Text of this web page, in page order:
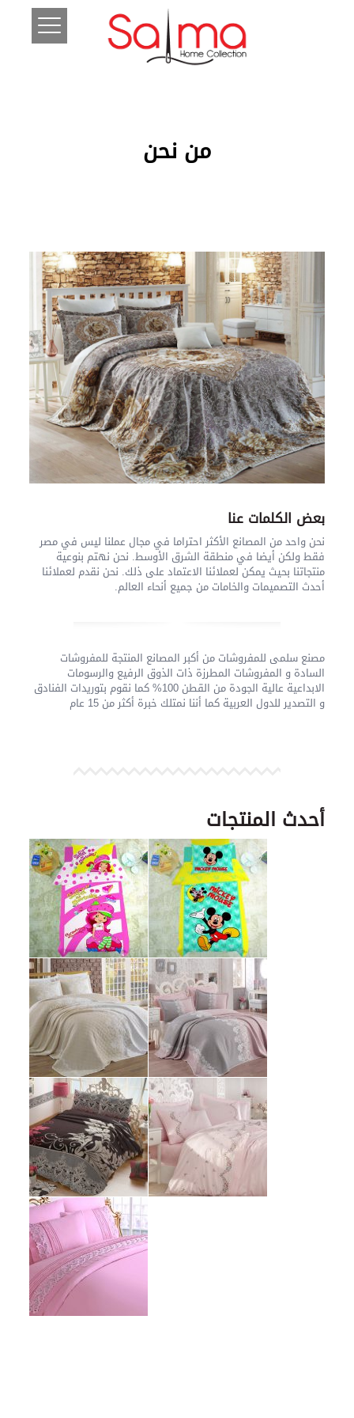
من نحن
بعض الكلمات عنا
نحن واحد من المصانع الأكثر احتراما في مجال عملنا ليس في مصر
فقط ولكن أيضا في منطقة الشرق الأوسط. نحن نهتم بنوعية
منتجاتنا بحيث يمكن لعملائنا الاعتماد على ذلك. نحن نقدم لعملائنا
أحدث التصميمات والخامات من جميع أنحاء العالم.
مصنع سلمى للمفروشات من أكبر المصانع المنتجة للمفروشات
السادة و المفروشات المطرزة ذات الذوق الرفيع والرسومات
الابداعية عالية الجودة من القطن 100% كما نقوم بتوريدات الفنادق
و التصدير للدول العربية كما أننا نمتلك خبرة أكثر من 15 عام
أحدث المنتجات